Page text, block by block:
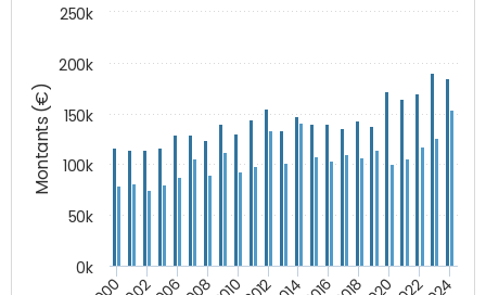
Montants (€)
0k
50k
100k
150k
200k
250k